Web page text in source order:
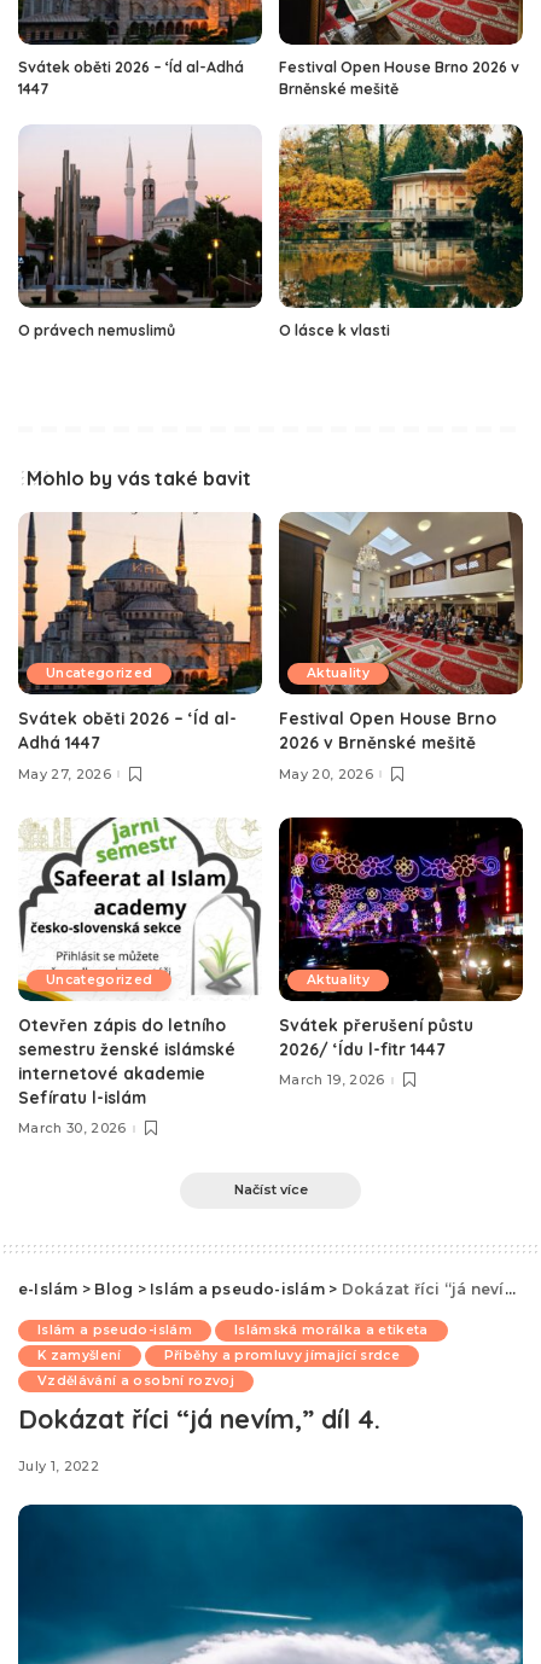
Svátek oběti 2026 – ‘Íd al-Adhá
1447
Festival Open House Brno 2026 v
Brněnské mešitě
O právech nemuslimů O lásce k vlasti
Mohlo by vás také bavit
Uncategorized
Svátek oběti 2026 – ‘Íd al-
Adhá 1447
May 27, 2026
Aktuality
Festival Open House Brno
2026 v Brněnské mešitě
May 20, 2026
Uncategorized
Otevřen zápis do letního
semestru ženské islámské
internetové akademie
Sefíratu l-islám
March 30, 2026
Aktuality
Svátek přerušení půstu
2026/ ‘Ídu l-fitr 1447
March 19, 2026
Načíst více
e-Islám > Blog > Islám a pseudo-islám> Dokázat říci “já nevím,” díl 4.
Islám a pseudo-islám
Islámská morálka a etiketa
K zamyšlení
Příběhy a promluvy jímající srdce
Vzdělávání a osobní rozvoj
Dokázat říci “já nevím,” díl 4.
July 1, 2022